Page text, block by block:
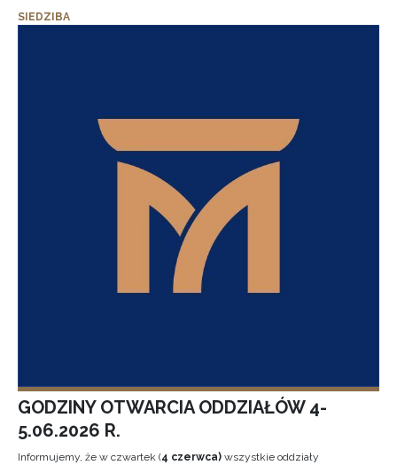
SIEDZIBA
GODZINY OTWARCIA ODDZIAŁÓW 4-
5.06.2026 R.
Informujemy, że w czwartek (4 czerwca) wszystkie oddziały